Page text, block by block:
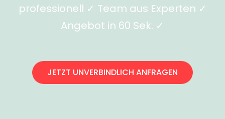
professionell ✓ Team aus Experten ✓
Angebot in 60 Sek. ✓
JETZT UNVERBINDLICH ANFRAGEN